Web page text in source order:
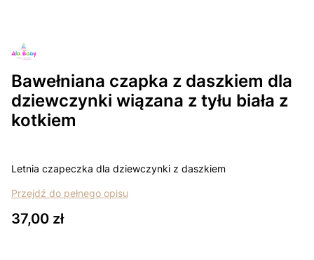
Bawełniana czapka z daszkiem dla
dziewczynki wiązana z tyłu biała z
kotkiem
Letnia czapeczka dla dziewczynki z daszkiem
Przejdź do pełnego opisu
Cena
37,00 zł